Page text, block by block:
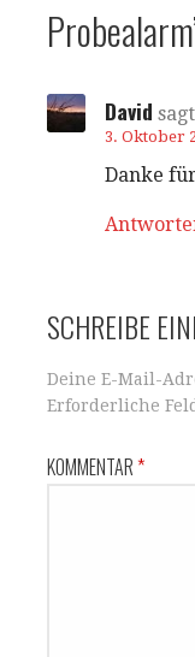
David
3. Oktober
Danke
SCHREIBE
Deine E-Mail-
Erforderliche
KOMMENTAR*